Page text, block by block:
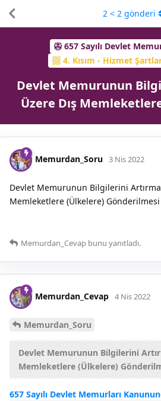
657 Sayılı Devlet
4. Kısım - Hizmet
Devlet Memurunun
Üzere Dış
2 < 2 gönderi
Memurdan_Soru 3 Nis 2022
Devlet Memurunun Bilgilerini
Memleketlere (Ülkelere) Gönderilmesi
Memurdan_Cevap bunu yanıtladı.
Memurdan_Cevap 4 Nis 2022
Memurdan_Soru
Devlet Memurunun Bilgilerini
Memleketlere (Ülkelere)
657 Sayılı Devlet Memurları